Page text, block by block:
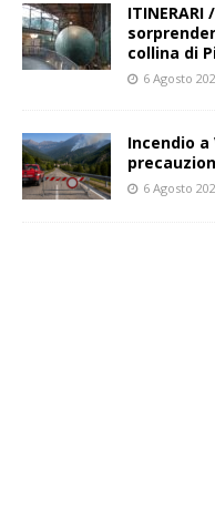
collina di
6 Agosto
Incendio
6 Agosto